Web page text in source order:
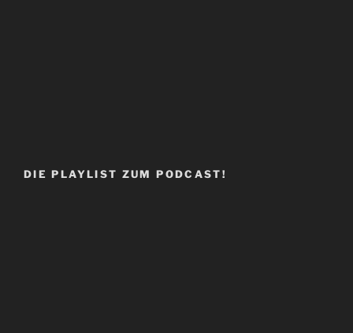
DIE PLAYLIST ZUM PODCAST!